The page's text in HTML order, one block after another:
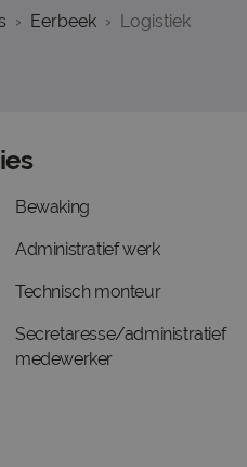
Eerbeek Logistiek
Bewaking
Administratief werk
Technisch monteur
Secretaresse/administratief
medewerker